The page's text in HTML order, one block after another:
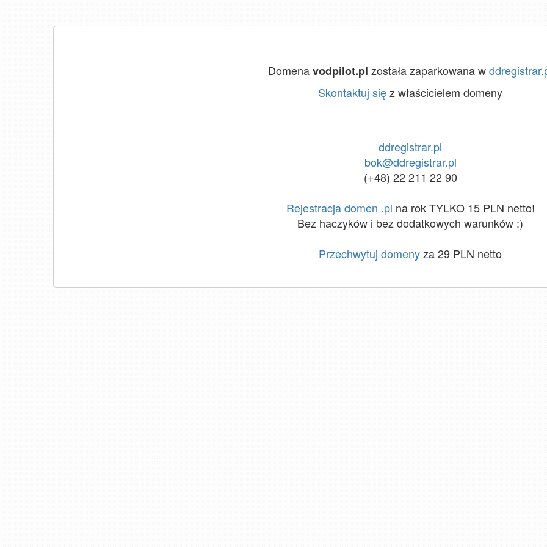
Domenavodpilot.pl została zaparkowana w
Skontaktuj sięz właścicielem domeny
ddregistrar.pl
bok@ddregistrar.pl
(+48) 22 211 22 90
Rejestracja domen .pl na rok TYLKO 15 PLN netto!
Bez haczyków i bez dodatkowych warunków :)
Przechwytuj domenyza 29 PLN netto